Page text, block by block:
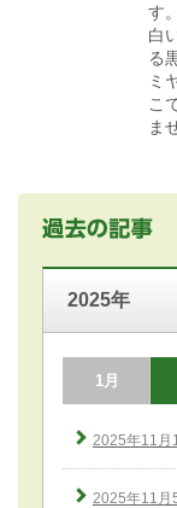
す。
白
る
ミ
こ
ま
2025年
1月
2025年11月
2025年11月